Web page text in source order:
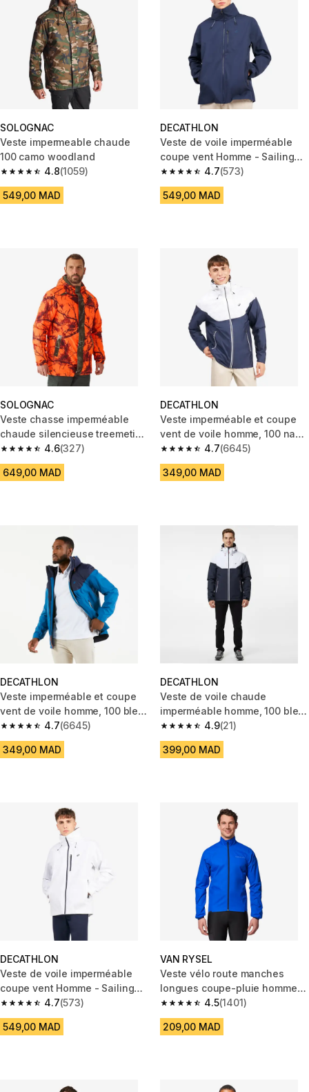
SOLOGNAC
Veste impermeable chaude
100 camo woodland
4.8
4.8 out of 5 stars from 1059 reviews
(1059)
549,00 MAD
DECATHLON
Veste de voile imperméable
coupe vent Homme - Sailing
500 bleu marine
4.7
4.7 out of 5 stars from 573
(573)
549,00 MAD
SOLOGNAC
Veste chasse imperméable
chaude silencieuse treemetic
fluo poste 100
4.6
4.6 out of 5 stars from 327 reviews
(327)
649,00 MAD
DECATHLON
Veste imperméable et coupe
vent de voile homme, 100 navy
blanc
4.7
4.7 out of 5 stars from 6645
(6645)
349,00 MAD
DECATHLON
Veste imperméable et coupe
vent de voile homme, 100 bleu
bleu ddy 4.7
4.7 out of 5 stars from 6645 reviews
(6645)
349,00 MAD
DECATHLON
Veste de voile chaude
imperméable homme, 100 bleu
et blanc 4.9
4.9 out of 5 stars from 21
(21)
399,00 MAD
DECATHLON
Veste de voile imperméable
coupe vent Homme - Sailing
500 blanc4.7
4.7 out of 5 stars from 573 reviews
(573)
549,00 MAD
VAN RYSEL
Veste vélo route manches
longues coupe-pluie homme
RC100 bleu indigo
4.5
4.5 out of 5 stars from 1401
(1401)
209,00 MAD